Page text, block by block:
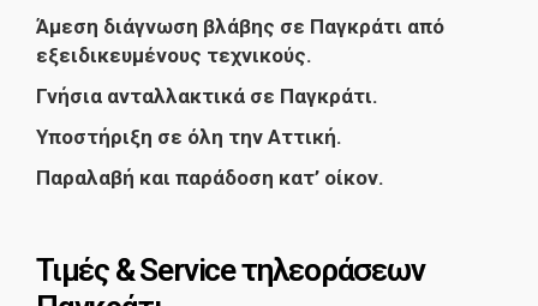
Άμεση διάγνωση βλάβης σε Παγκράτι από
εξειδικευμένους τεχνικούς.
Γνήσια ανταλλακτικά σε Παγκράτι.
Υποστήριξη σε όλη την Αττική.
Παραλαβή και παράδοση κατ’ οίκον.
Τιμές & Service τηλεοράσεων